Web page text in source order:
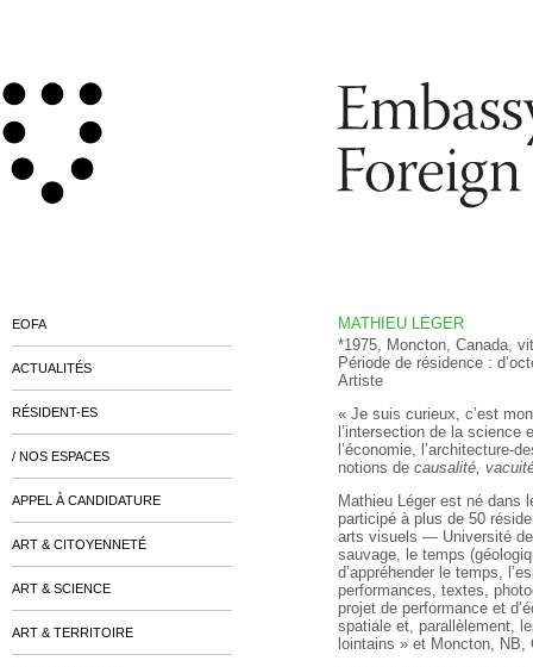
MATHIEU LÉGER
*1975, Moncton, Canada,
Période de résidence :
Artiste
« Je suis curieux, c’est
l’intersection de la science
l’économie, l’architecture-
notions de causalité,
Mathieu Léger est né dans
participé à plus de 50
arts visuels — Université
sauvage, le temps
d’appréhender le temps,
performances, textes,
projet de performance et
spatiale et, parallèlement,
lointains » et Moncton, NB,
EOFA
ACTUALITÉS
RÉSIDENT-ES
/ NOS ESPACES
APPEL À CANDIDATURE
ART & CITOYENNETÉ
ART & SCIENCE
ART & TERRITOIRE